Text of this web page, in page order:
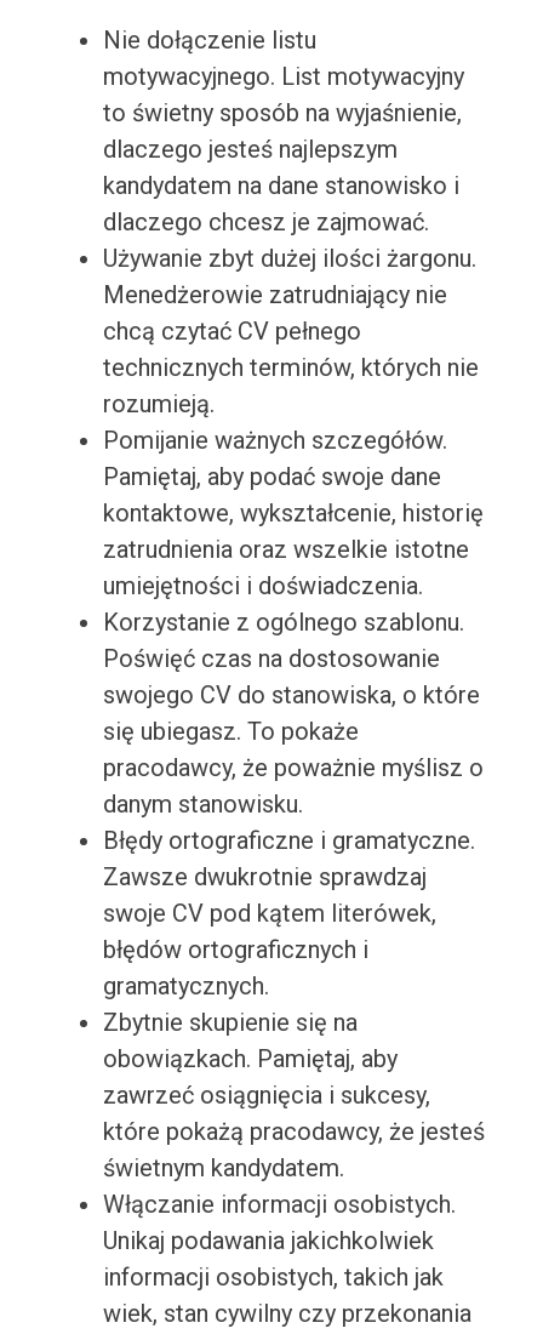
Nie dołączenie listu
motywacyjnego. List motywacyjny
to świetny sposób na wyjaśnienie,
dlaczego jesteś najlepszym
kandydatem na dane stanowisko i
dlaczego chcesz je zajmować.
Używanie zbyt dużej ilości żargonu.
Menedżerowie zatrudniający nie
chcą czytać CV pełnego
technicznych terminów, których nie
rozumieją.
Pomijanie ważnych szczegółów.
Pamiętaj, aby podać swoje dane
kontaktowe, wykształcenie, historię
zatrudnienia oraz wszelkie istotne
umiejętności i doświadczenia.
Korzystanie z ogólnego szablonu.
Poświęć czas na dostosowanie
swojego CV do stanowiska, o które
się ubiegasz. To pokaże
pracodawcy, że poważnie myślisz o
danym stanowisku.
Błędy ortograficzne i gramatyczne.
Zawsze dwukrotnie sprawdzaj
swoje CV pod kątem literówek,
błędów ortograficznych i
gramatycznych.
Zbytnie skupienie się na
obowiązkach. Pamiętaj, aby
zawrzeć osiągnięcia i sukcesy,
które pokażą pracodawcy, że jesteś
świetnym kandydatem.
Włączanie informacji osobistych.
Unikaj podawania jakichkolwiek
informacji osobistych, takich jak
wiek, stan cywilny czy przekonania